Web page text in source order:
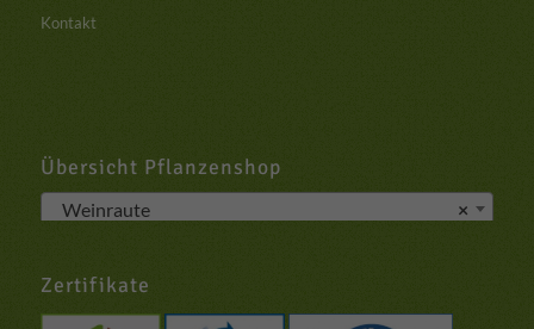
Kontakt
Übersicht Pflanzenshop
×
Weinraute
Zertifikate